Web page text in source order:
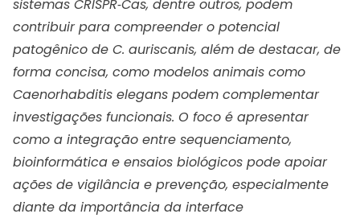
sistemas CRISPR‑Cas, dentre outros, podem
contribuir para compreender o potencial
patogênico de C. auriscanis, além de destacar, de
forma concisa, como modelos animais como
Caenorhabditis elegans podem complementar
investigações funcionais. O foco é apresentar
como a integração entre sequenciamento,
bioinformática e ensaios biológicos pode apoiar
ações de vigilância e prevenção, especialmente
diante da importância da interface